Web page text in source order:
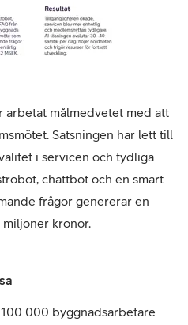
arbetat målmedvetet med att
Satsningen har lett till
i servicen och tydliga
chattbot och en smart
frågor genererar en
kronor.
000 byggnadsarbetare